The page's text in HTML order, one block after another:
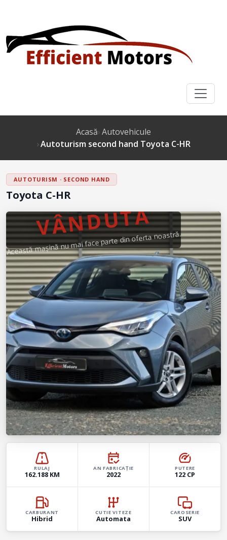
Acasă Autovehicule
Autoturism second hand Toyota C-HR
AUTOTURISM · SECOND HAND
Toyota C-HR
VÂNDUTĂ
Această mașină nu mai face parte din oferta noastră.
RULAJ
162.188 KM
AN FABRICAȚIE
2022
PUTERE
122 CP
CARBURANT
Hibrid
CUTIE VITEZE
Automata
CAROSERIE
SUV